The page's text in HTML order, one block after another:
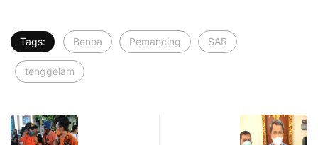
Tags: Benoa Pemancing SAR
tenggelam